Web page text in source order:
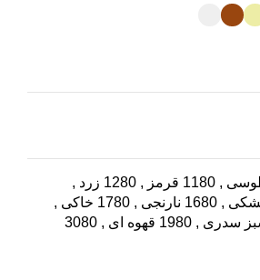
, 1180 قرمز , 1280 زرد
,
, 1680 نارنجی , 1780 خاکی
,
, 1980 قهوه ای ,
3080